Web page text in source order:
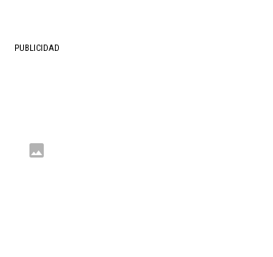
PUBLICIDAD